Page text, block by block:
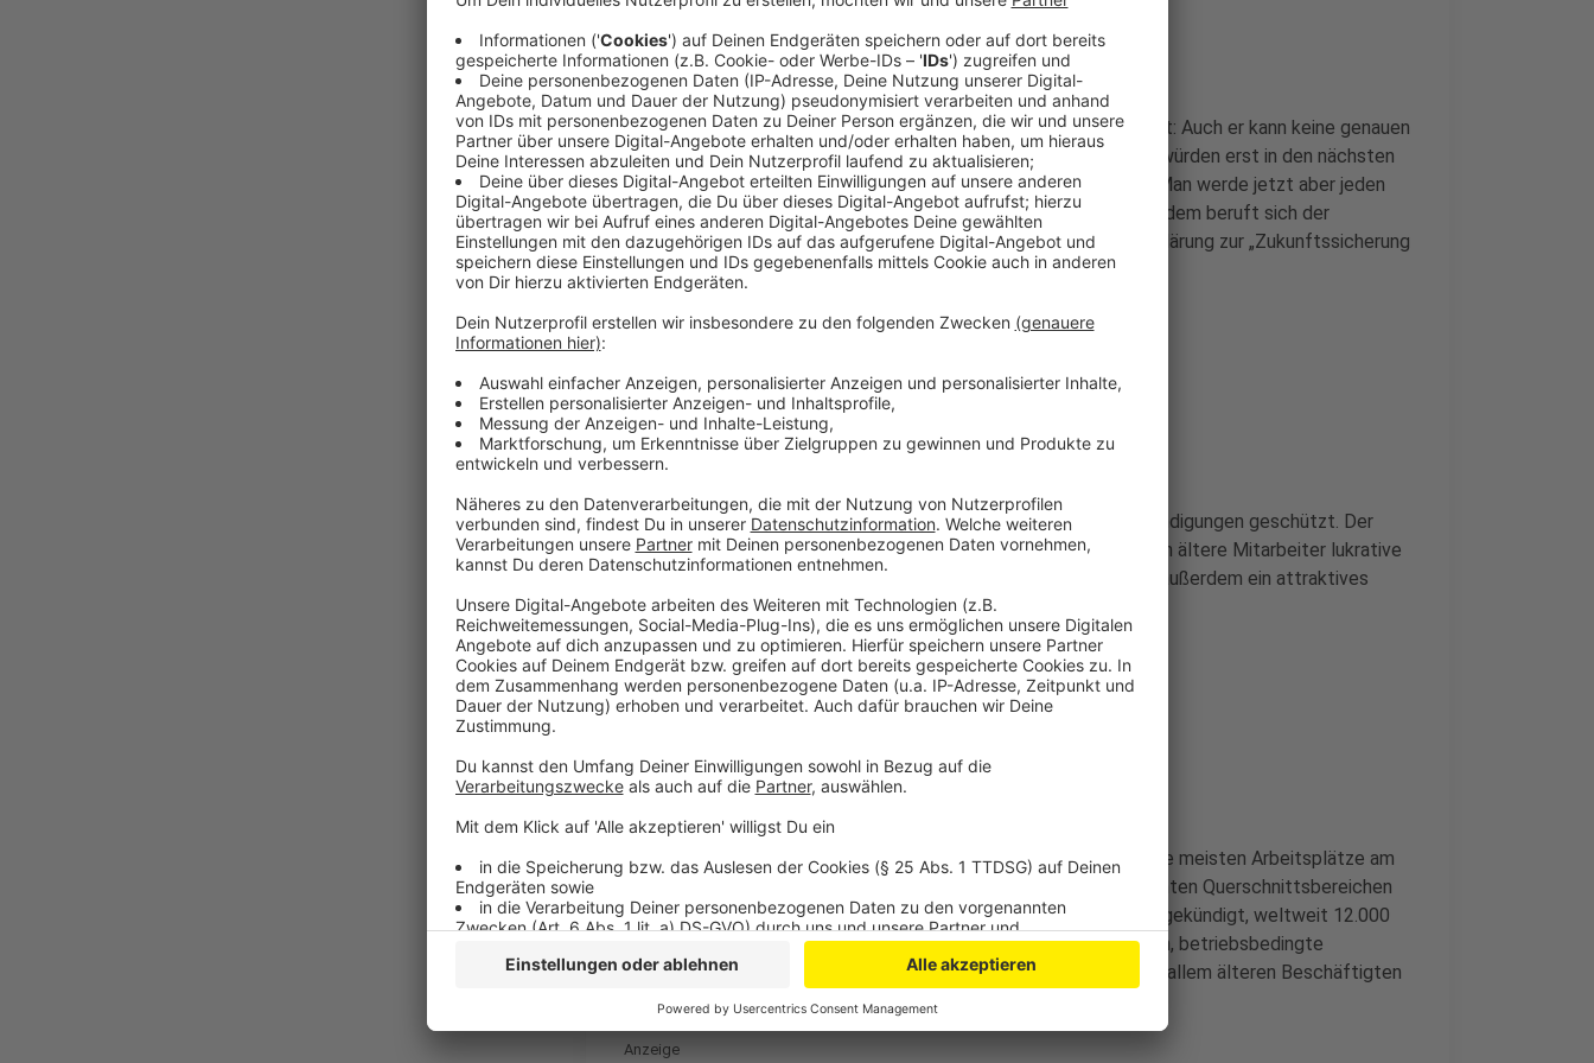
Anzeige
Mittlerweile hat sich auch der Betriebsrat zu den Plänen geäußert: Auch er kann keine genauen
Angaben machen. Die Auswirkungen auf die einzelnen Standorte würden erst in den nächsten
Monaten Schritt für Schritt im Detail geprüft und ausgestaltet. Man werde jetzt aber jeden
einzelnen Schritt und jede Maßnahme kritisch hinterfragen. Außerdem beruft sich der
Gesamtbetriebsrat in seinem Schreiben auf eine gemeinsame Erklärung zur „Zukunftssicherung
Bayer 2025“.
Anzeige
Keine betriebsbedingten Kündigungen bis 2025
Anzeige
Damit werden die Mitarbeiter bis 2025 vor betriebsbedingten Kündigungen geschützt. Der
Stellenabbau soll sozialverträglich ablaufen. Unter anderem sollen ältere Mitarbeiter lukrative
Rentenangebote bekommen. Für die jüngeren Mitarbeiter wurde außerdem ein attraktives
Abfindungsmodell verhandelt.
Anzeige
Anzeige
Am Dienstagmorgen hatte die Rheinische Post berichtet, dass die meisten Arbeitsplätze am
Standort in Leverkusen wegfallen und zwar wohl in den so genannten Querschnittsbereichen
wie Verwaltung und IT. Ende November hatte der Chemieriese angekündigt, weltweit 12.000
Stellen abbauen zu wollen. Das Ganze soll sozialverträglich laufen, betriebsbedingte
Kündigungen sind bis 2025 ausgeschlossen. Stattdessen soll vor allem älteren Beschäftigten
ein vorzeitiger Renten-Einstieg ermöglicht werden.
Anzeige